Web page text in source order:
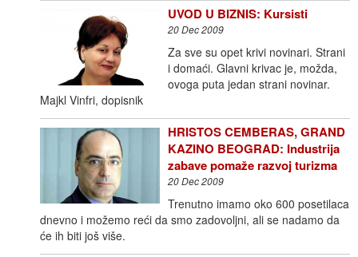
UVOD U BIZNIS: Kursisti
20 Dec 2009
Za sve su opet krivi novinari. Strani
i domaći. Glavni krivac je, možda,
ovoga puta jedan strani novinar.
Majkl Vinfri, dopisnik
HRISTOS CEMBERAS, GRAND
KAZINO BEOGRAD: Industrija
zabave pomaže razvoj turizma
20 Dec 2009
Trenutno imamo oko 600 posetilaca
dnevno i možemo reći da smo zadovoljni, ali se nadamo da
će ih biti još više.